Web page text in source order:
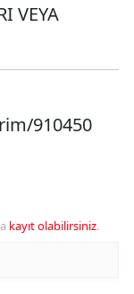
VEYA
910450
kayıt olabilirsiniz.